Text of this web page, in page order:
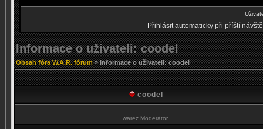
Přihlásit automaticky při příští
Informace o uživateli: coodel
Obsah fóra W.A.R. fórum» Informace o uživateli: coodel
coodel
warez Moderátor